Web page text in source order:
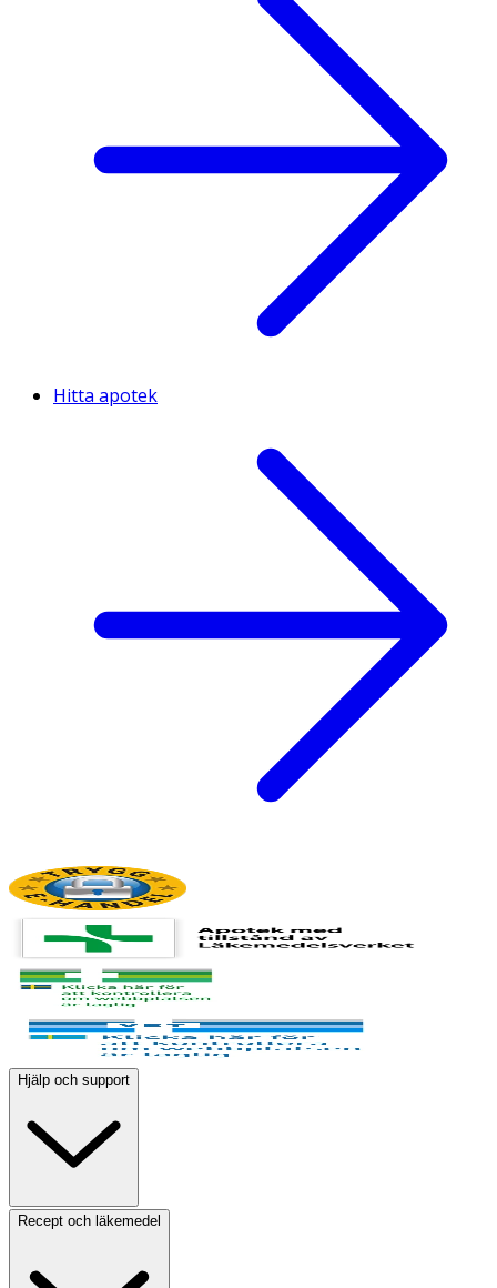
Hitta apotek
Hjälp och support
Recept och läkemedel